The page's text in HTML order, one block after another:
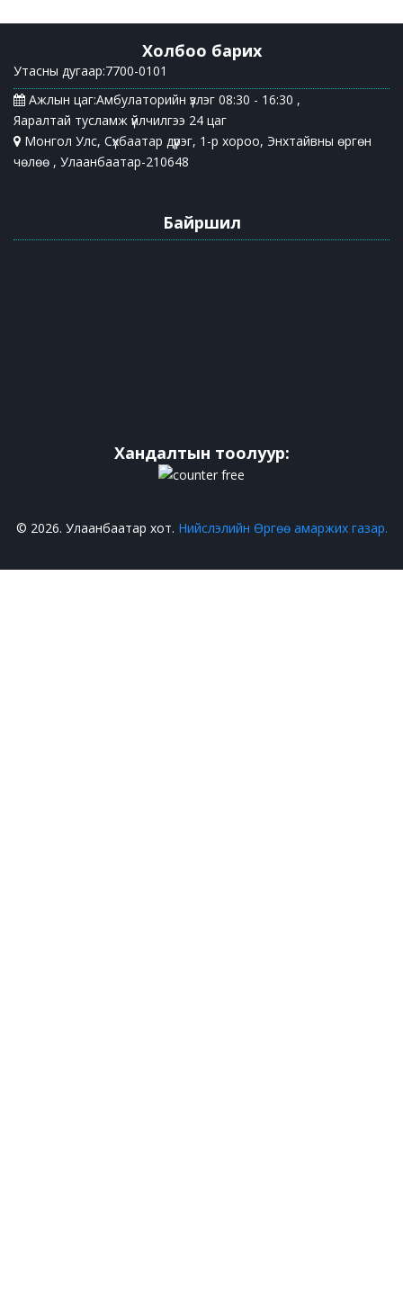
Холбоо барих
Утасны дугаар:7700-0101
Ажлын цаг:Амбулаторийн үзлэг 08:30 - 16:30 ,
Яаралтай тусламж үйлчилгээ 24 цаг
Монгол Улс, Сүхбаатар дүүрэг, 1-р хороо, Энхтайвны өргөн
чөлөө , Улаанбаатар-210648
Байршил
Хандалтын тоолуур:
© 2026. Улаанбаатар хот. Нийслэлийн Өргөө амаржих газар.